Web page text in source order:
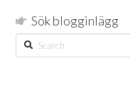
Sök blogginlägg
Search